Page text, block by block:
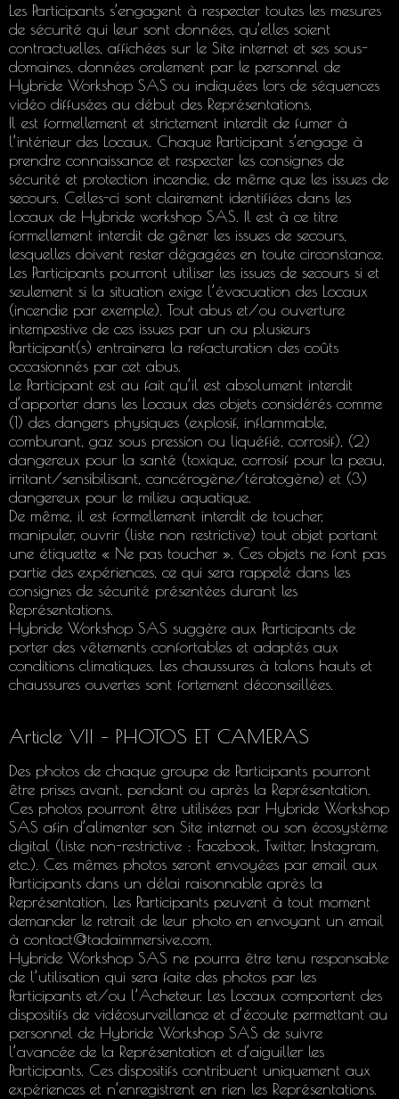
Les Participants s’engagent à respecter toutes les mesures
de sécurité qui leur sont données, qu’elles soient
contractuelles, affichées sur le Site internet et ses sous-
domaines, données oralement par le personnel de
Hybride Workshop SAS ou indiquées lors de séquences
vidéo diffusées au début des Représentations.
Il est formellement et strictement interdit de fumer à
l’intérieur des Locaux. Chaque Participant s’engage à
prendre connaissance et respecter les consignes de
sécurité et protection incendie, de même que les issues de
secours. Celles-ci sont clairement identifiées dans les
Locaux de Hybride workshop SAS. Il est à ce titre
formellement interdit de gêner les issues de secours,
lesquelles doivent rester dégagées en toute circonstance.
Les Participants pourront utiliser les issues de secours si et
seulement si la situation exige l’évacuation des Locaux
(incendie par exemple). Tout abus et/ou ouverture
intempestive de ces issues par un ou plusieurs
Participant(s) entrainera la refacturation des coûts
occasionnés par cet abus.
Le Participant est au fait qu’il est absolument interdit
d’apporter dans les Locaux des objets considérés comme
(1) des dangers physiques (explosif, inflammable,
comburant, gaz sous pression ou liquéfié, corrosif), (2)
dangereux pour la santé (toxique, corrosif pour la peau,
irritant/sensibilisant, cancérogène/tératogène) et (3)
dangereux pour le milieu aquatique.
De même, il est formellement interdit de toucher,
manipuler, ouvrir (liste non restrictive) tout objet portant
une étiquette « Ne pas toucher ». Ces objets ne font pas
partie des expériences, ce qui sera rappelé dans les
consignes de sécurité présentées durant les
Représentations.
Hybride Workshop SAS suggère aux Participants de
porter des vêtements confortables et adaptés aux
conditions climatiques. Les chaussures à talons hauts et
chaussures ouvertes sont fortement déconseillées.
Article VII – PHOTOS ET CAMERAS
Des photos de chaque groupe de Participants pourront
être prises avant, pendant ou après la Représentation.
Ces photos pourront être utilisées par Hybride Workshop
SAS afin d’alimenter son Site internet ou son écosystème
digital (liste non-restrictive : Facebook, Twitter, Instagram,
etc.). Ces mêmes photos seront envoyées par email aux
Participants dans un délai raisonnable après la
Représentation. Les Participants peuvent à tout moment
demander le retrait de leur photo en envoyant un email
à contact@tadaimmersive.com.
Hybride Workshop SAS ne pourra être tenu responsable
de l’utilisation qui sera faite des photos par les
Participants et/ou l’Acheteur. Les Locaux comportent des
dispositifs de vidéosurveillance et d’écoute permettant au
personnel de Hybride Workshop SAS de suivre
l’avancée de la Représentation et d’aiguiller les
Participants. Ces dispositifs contribuent uniquement aux
expériences et n’enregistrent en rien les Représentations.